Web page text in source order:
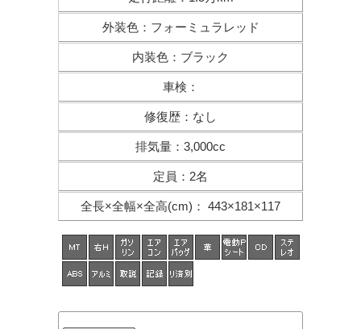
外装色： フォーミュラレッド
内装色 ： ブラック
車検 ：
修復歴 ： なし
排気量 ： 3,000cc
定員 ： 2名
全長×全幅×全高(cm) ： 443×181×117